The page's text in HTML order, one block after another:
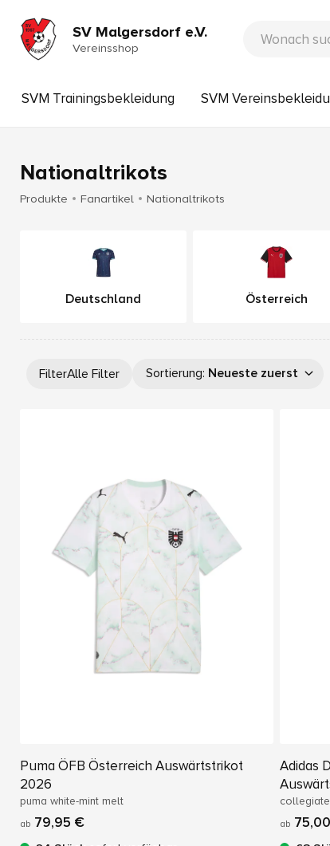
SV Malgersdorf e.V.
Vereinsshop
SVM Trainingsbekleidung SVM
Nationaltrikots
Produkte Fanartikel Nationaltrikots
Deutschland Österreich
FilterAlle Filter Sortierung: Neueste zuerst
Puma ÖFB Österreich Auswärtstrikot
2026
puma white-mint melt
ab 79,95 €
Adidas
ab